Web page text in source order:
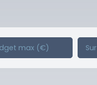
max (€)